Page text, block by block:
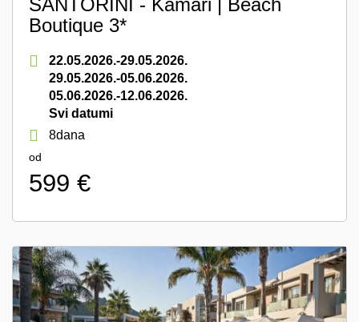
SANTORINI - Kamari | Beach
Boutique 3*
22.05.2026.-29.05.2026.
29.05.2026.-05.06.2026.
05.06.2026.-12.06.2026.
Svi datumi
8dana
od
599 €